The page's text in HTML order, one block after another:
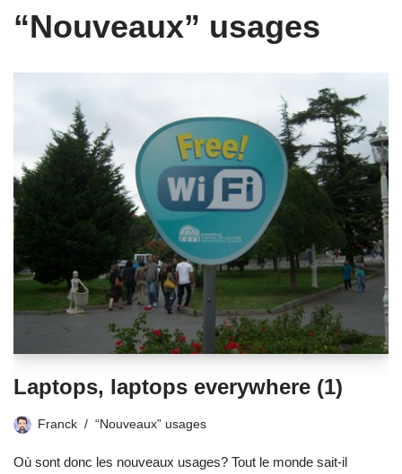
“Nouveaux” usages
Laptops, laptops everywhere (1)
Franck “Nouveaux” usages
Où sont donc les nouveaux usages? Tout le monde sait-il